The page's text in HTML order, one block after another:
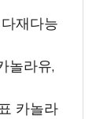
재다능
놀라유,
카놀라